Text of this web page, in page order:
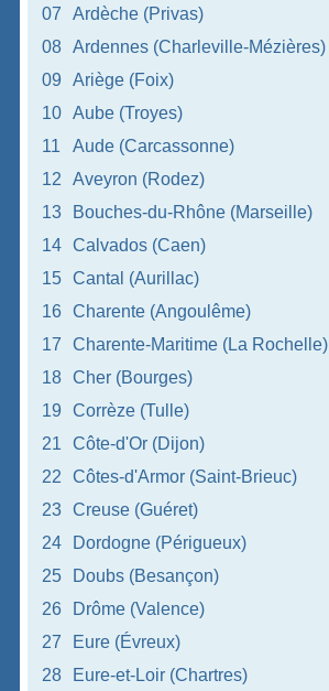
07
Ardèche (Privas)
08
Ardennes (Charleville-Mézières)
09
Ariège (Foix)
10
Aube (Troyes)
11
Aude (Carcassonne)
12
Aveyron (Rodez)
13
Bouches-du-Rhône (Marseille)
14
Calvados (Caen)
15
Cantal (Aurillac)
16
Charente (Angoulême)
17
Charente-Maritime (La Rochelle)
18
Cher (Bourges)
19
Corrèze (Tulle)
21
Côte-d'Or (Dijon)
22
Côtes-d'Armor (Saint-Brieuc)
23
Creuse (Guéret)
24
Dordogne (Périgueux)
25
Doubs (Besançon)
26
Drôme (Valence)
27
Eure (Évreux)
28
Eure-et-Loir (Chartres)